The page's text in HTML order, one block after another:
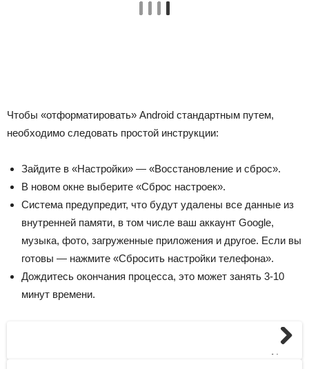
Чтобы «отформатировать» Android стандартным путем,
необходимо следовать простой инструкции:
Зайдите в «Настройки» — «Восстановление и сброс».
В новом окне выберите «Сброс настроек».
Система предупредит, что будут удалены все данные из
внутренней памяти, в том числе ваш аккаунт Google,
музыка, фото, загруженные приложения и другое. Если вы
готовы — нажмите «Сбросить настройки телефона».
Дождитесь окончания процесса, это может занять 3-10
минут времени.
Next